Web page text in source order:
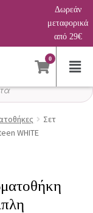
Δωρεάν
μεταφορικά
από 29€
0
Σετ
WHITE